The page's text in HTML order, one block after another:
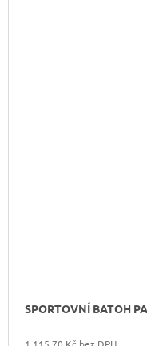
SPORTOVNÍ BATOH
1 115,70 Kč bez DPH